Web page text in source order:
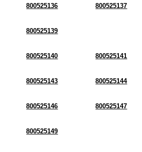
800525136 800525137
800525139
800525140 800525141
800525143 800525144
800525146 800525147
800525149